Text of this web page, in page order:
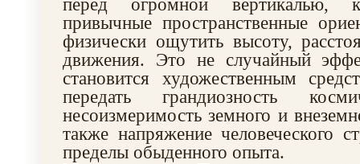
привычные пространственные
физически ощутить высоту,
движения. Это не случайный
становится художественным
передать грандиозность
несоизмеримость земного и
также напряжение человеческого
пределы обыденного опыта.